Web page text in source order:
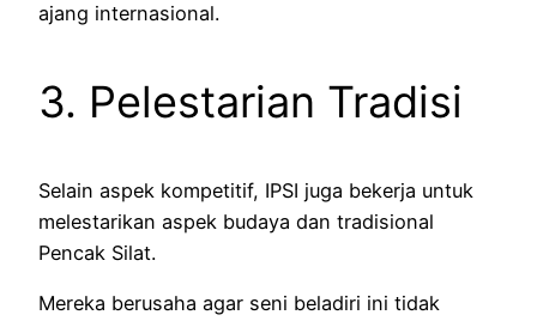
ajang internasional.
3. Pelestarian Tradisi
Selain aspek kompetitif, IPSI juga bekerja untuk
melestarikan aspek budaya dan tradisional
Pencak Silat.
Mereka berusaha agar seni beladiri ini tidak